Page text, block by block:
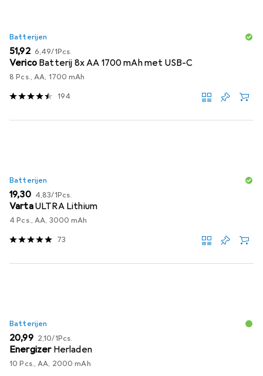
Batterijen
EUR
51,92 EUR
6,49/1Pcs.
Verico Batterij 8x AA 1700 mAh met USB-C
8 Pcs., AA, 1700 mAh
194
Batterijen
EUR
19,30 EUR
4,83/1Pcs.
VartaULTRA Lithium
4 Pcs., AA, 3000 mAh
73
Batterijen
EUR
20,99 EUR
2,10/1Pcs.
Energizer Herladen
10 Pcs., AA, 2000 mAh